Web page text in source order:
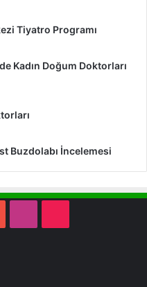
Tiyatro Programı
Kadın Doğum Doktorları
Buzdolabı İncelemesi